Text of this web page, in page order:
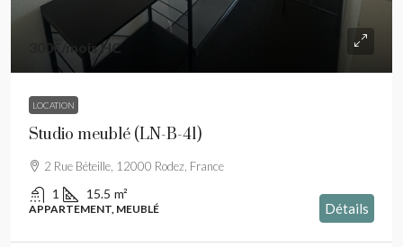
300€ /mois HC
LOCATION
Studio meublé (LN-B-41)
2 Rue Béteille, 12000 Rodez, France
1 15.5 m²
APPARTEMENT, MEUBLÉ Détails